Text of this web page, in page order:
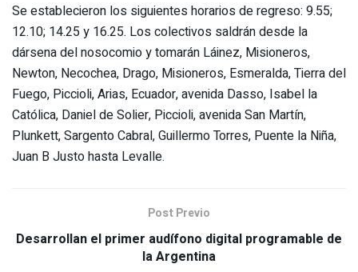
Se establecieron los siguientes horarios de regreso: 9.55;
12.10; 14.25 y 16.25. Los colectivos saldrán desde la
dársena del nosocomio y tomarán Láinez, Misioneros,
Newton, Necochea, Drago, Misioneros, Esmeralda, Tierra del
Fuego, Piccioli, Arias, Ecuador, avenida Dasso, Isabel la
Católica, Daniel de Solier, Piccioli, avenida San Martín,
Plunkett, Sargento Cabral, Guillermo Torres, Puente la Niña,
Juan B Justo hasta Levalle.
Post Previo
Desarrollan el primer audífono digital programable de
la Argentina